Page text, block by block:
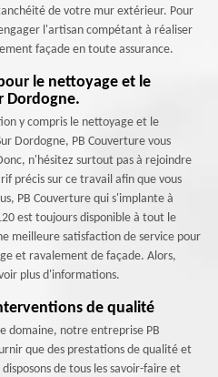
de votre mur extérieur. Pour
l'artisan compétant à réaliser
façade en toute assurance.
le nettoyage et le
Dordogne.
y compris le nettoyage et le
Dordogne, PB Couverture vous
n'hésitez surtout pas à rejoindre
précis sur ce travail afin que vous
PB Couverture qui s'implante à
est toujours disponible à tout le
meilleure satisfaction de service pour
et ravalement de façade. Alors,
plus d'informations.
de qualité
domaine, notre entreprise PB
que des prestations de qualité et
de tous les savoir-faire et